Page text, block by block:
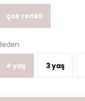
çok renkli
4 yaş 3 yaş